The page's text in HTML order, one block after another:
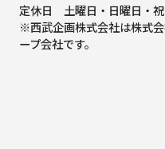
定休日 土曜日・日曜日・
※西武企画株式会社は株式
ープ会社です。